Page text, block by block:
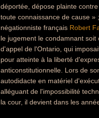
déportée, dépose plainte
toute connaissance de cause
négationniste français Robert
le jugement le condamnant
d'appel de l'Ontario, qui
pour atteinte à la liberté
anticonstitutionnelle. Lors de
autodidacte en matériel
alléguant de l'impossibilité
la cour, il devient dans les